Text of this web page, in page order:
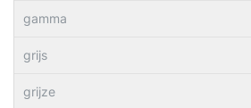
gamma
grijs
grijze